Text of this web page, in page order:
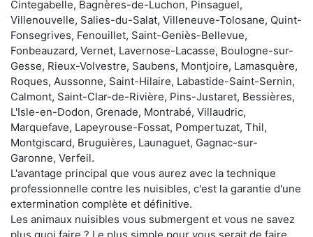
Cintegabelle, Bagnères-de-Luchon, Pinsaguel,
Villenouvelle, Salies-du-Salat, Villeneuve-Tolosane, Quint-
Fonsegrives, Fenouillet, Saint-Geniès-Bellevue,
Fonbeauzard, Vernet, Lavernose-Lacasse, Boulogne-sur-
Gesse, Rieux-Volvestre, Saubens, Montjoire, Lamasquère,
Roques, Aussonne, Saint-Hilaire, Labastide-Saint-Sernin,
Calmont, Saint-Clar-de-Rivière, Pins-Justaret, Bessières,
L'Isle-en-Dodon, Grenade, Montrabé, Villaudric,
Marquefave, Lapeyrouse-Fossat, Pompertuzat, Thil,
Montgiscard, Bruguières, Launaguet, Gagnac-sur-
Garonne, Verfeil.
L'avantage principal que vous aurez avec la technique
professionnelle contre les nuisibles, c'est la garantie d'une
extermination complète et définitive.
Les animaux nuisibles vous submergent et vous ne savez